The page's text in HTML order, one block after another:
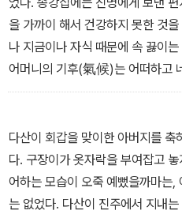
그 말씀이 깊고 간절하여 나도 모
그토록 나를 머무르도록 하였으면
돌아보거나 연연해함이 없이 차마
입니까.
을 가까이 해서 건강하지 못한 것
나 지금이나 자식 때문에 속 끓이
어머니의 기후(氣候)는 어떠하고
극히 염려이다. 네 큰형은 초장(初
다. 다만 그 후 소식은 어떨는지 모
이르렀다. 너는 대체 날로 고달프
경계할 뜻을 모르니 이로 나는 항
하라. 나머지는 총총하여 다하지 못
다산이 회갑을 맞이한 아버지를 축
다. 구장이가 옷자락을 부여잡고
어하는 모습이 오죽 예뻤을까마는
는 없었다. 다산이 진주에서 지내